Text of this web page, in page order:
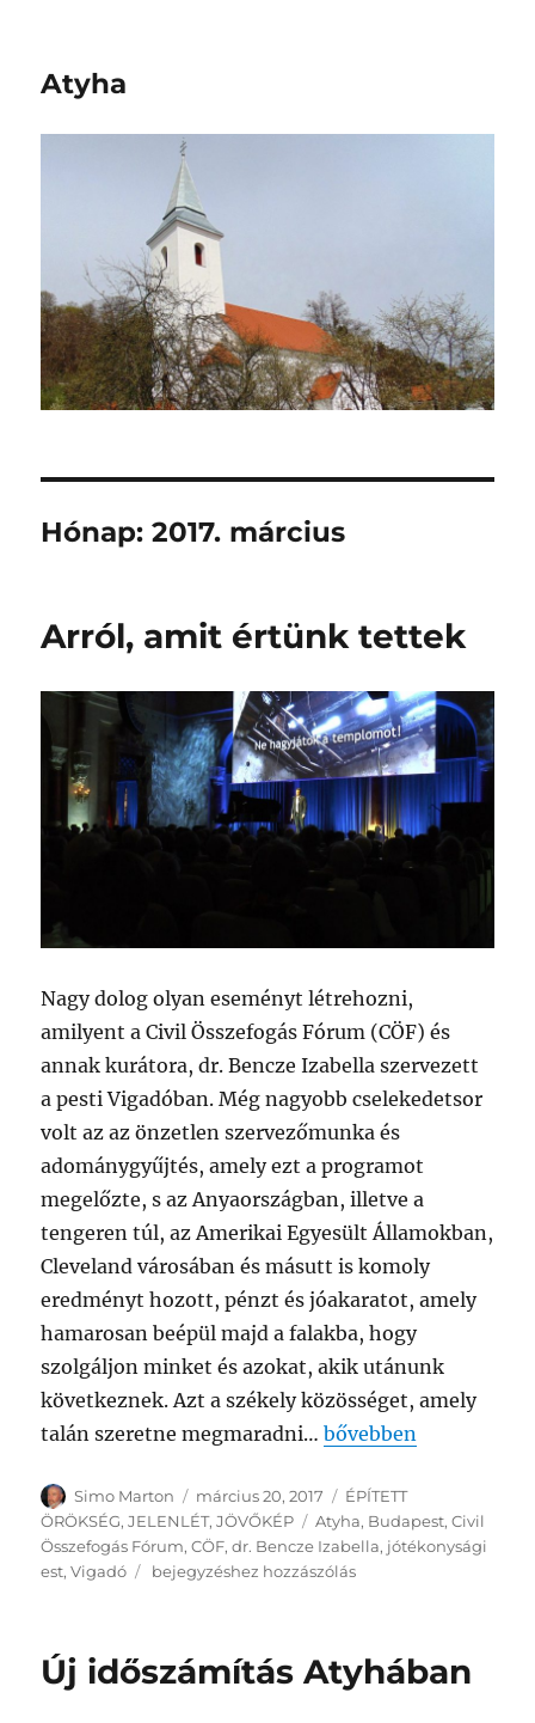
Atyha
Hónap:2017. március
Arról, amit értünk tettek
Nagy dolog olyan eseményt létrehozni,
amilyent a Civil Összefogás Fórum (CÖF) és
annak kurátora, dr. Bencze Izabella szervezett
a pesti Vigadóban. Még nagyobb cselekedetsor
volt az az önzetlen szervezőmunka és
adománygyűjtés, amely ezt a programot
megelőzte, s az Anyaországban, illetve a
tengeren túl, az Amerikai Egyesült Államokban,
Cleveland városában és másutt is komoly
eredményt hozott, pénzt és jóakaratot, amely
hamarosan beépül majd a falakba, hogy
szolgáljon minket és azokat, akik utánunk
következnek. Azt a székely közösséget, amely
talán szeretne megmaradni…„Arról, amit értünk
bővebben
Szerző
Simo Marton Közzétéve
március 20, 2017 Kategória
ÉPÍTETT
ÖRÖKSÉG,JELENLÉT,JÖVŐKÉP Címke
Atyha, Budapest,Civil
Összefogás Fórum,CÖF,dr. Bencze Izabella, jótékonysági
est,Vigadó
Arról,
bejegyzéshez hozzászólás
Új időszámítás Atyhában